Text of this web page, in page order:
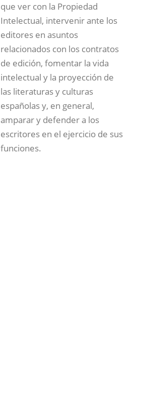
que ver con la Propiedad
Intelectual, intervenir ante los
editores en asuntos
relacionados con los contratos
de edición, fomentar la vida
intelectual y la proyección de
las literaturas y culturas
españolas y, en general,
amparar y defender a los
escritores en el ejercicio de sus
funciones.